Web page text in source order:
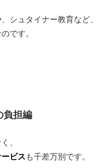
シュタイナー教育など、
です。
負担編
、
ビス も千差万別です。